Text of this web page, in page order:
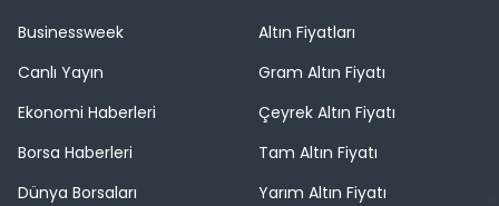
Businessweek
Canlı Yayın
Ekonomi Haberleri
Borsa Haberleri
Dünya Borsaları
Altın Fiyatları
Gram Altın Fiyatı
Çeyrek Altın Fiyatı
Tam Altın Fiyatı
Yarım Altın Fiyatı